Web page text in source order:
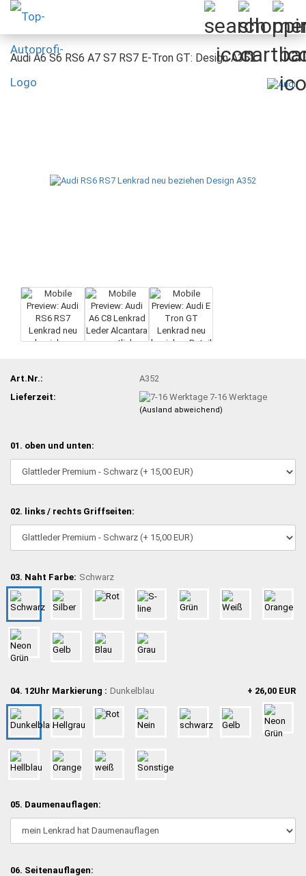
Audi A6 S6 RS6 A7 S7 RS7 E-Tron GT: Design A352
Art.Nr.:
A352
Lieferzeit:
7-16 Werktage
(Ausland abweichend)
01. oben und unten:
02. links / rechts Griffseiten:
03. Naht Farbe: Schwarz
04. 12Uhr Markierung : Dunkelblau + 26,00 EUR
05. Daumenauflagen:
06. Seitenauflagen: